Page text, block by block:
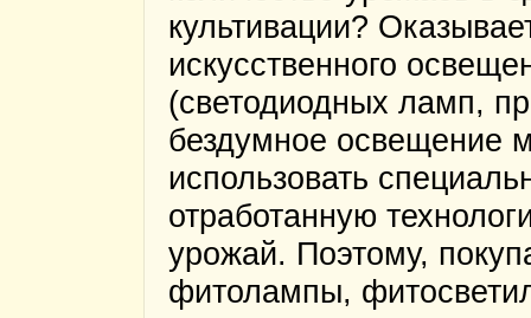
культивации?
искусственного
(светодиодных ламп,
бездумное освещение
использовать
отработанную
урожай. Поэтому,
фитолампы,